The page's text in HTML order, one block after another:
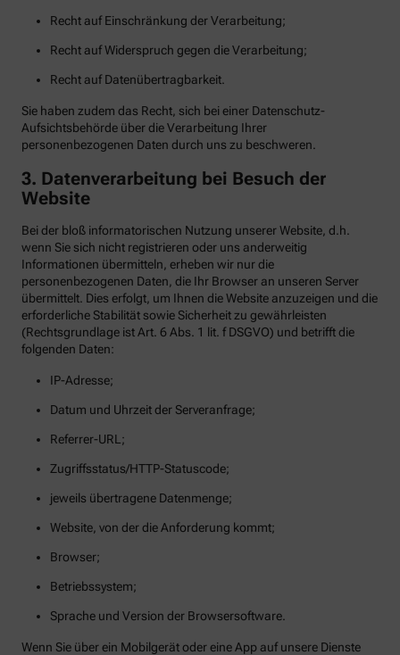
Recht auf Einschränkung der Verarbeitung;
Recht auf Widerspruch gegen die Verarbeitung;
Recht auf Datenübertragbarkeit.
Sie haben zudem das Recht, sich bei einer Datenschutz-
Aufsichtsbehörde über die Verarbeitung Ihrer
personenbezogenen Daten durch uns zu beschweren.
3. Datenverarbeitung bei Besuch der
Website
Bei der bloß informatorischen Nutzung unserer Website, d.h.
wenn Sie sich nicht registrieren oder uns anderweitig
Informationen übermitteln, erheben wir nur die
personenbezogenen Daten, die Ihr Browser an unseren Server
übermittelt. Dies erfolgt, um Ihnen die Website anzuzeigen und die
erforderliche Stabilität sowie Sicherheit zu gewährleisten
(Rechtsgrundlage ist Art. 6 Abs. 1 lit. f DSGVO) und betrifft die
folgenden Daten:
IP-Adresse;
Datum und Uhrzeit der Serveranfrage;
Referrer-URL;
Zugriffsstatus/HTTP-Statuscode;
jeweils übertragene Datenmenge;
Website, von der die Anforderung kommt;
Browser;
Betriebssystem;
Sprache und Version der Browsersoftware.
Wenn Sie über ein Mobilgerät oder eine App auf unsere Dienste